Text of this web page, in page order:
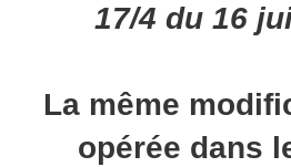
17/4 du 16
La même
opérée dans